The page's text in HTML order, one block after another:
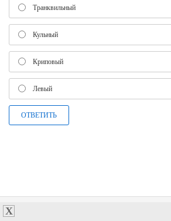
Транквильный
Кульный
Криповый
Левый